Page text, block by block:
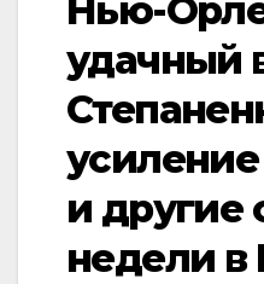
Нью-
удачный
и другие
недели в